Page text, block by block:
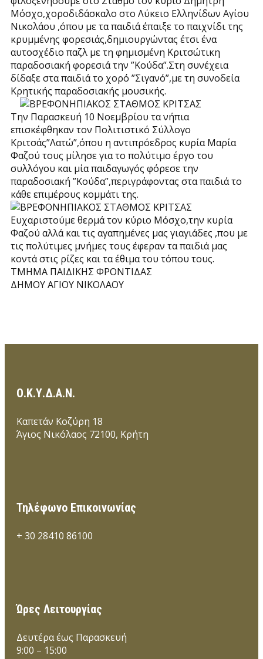
Μόσχο,χοροδιδάσκαλο στο Λύκειο Ελληνίδων Αγίου
Νικολάου ,όπου με τα παιδιά έπαιξε το παιχνίδι της
κρυμμένης φορεσιάς,δημιουργώντας έτσι ένα
αυτοσχέδιο παζλ με τη φημισμένη Κριτσώτικη
παραδοσιακή φορεσιά την ”Κούδα”.Στη συνέχεια
δίδαξε στα παιδιά το χορό ”Σιγανό”,με τη συνοδεία
Κρητικής παραδοσιακής μουσικής.
Την Παρασκευή 10 Νοεμβρίου τα νήπια
επισκέφθηκαν τον Πολιτιστικό Σύλλογο
Κριτσάς”Λατώ”,όπου η αντιπρόεδρος κυρία Μαρία
Φαζού τους μίλησε για το πολύτιμο έργο του
συλλόγου και μία παιδαγωγός φόρεσε την
παραδοσιακή ”Κούδα”,περιγράφοντας στα παιδιά το
κάθε επιμέρους κομμάτι της.
Ευχαριστούμε θερμά τον κύριο Μόσχο,την κυρία
Φαζού αλλά και τις αγαπημένες μας γιαγιάδες ,που με
τις πολύτιμες μνήμες τους έφεραν τα παιδιά μας
κοντά στις ρίζες και τα έθιμα του τόπου τους.
ΤΜΗΜΑ ΠΑΙΔΙΚΗΣ ΦΡΟΝΤΙΔΑΣ
ΔΗΜΟΥ ΑΓΙΟΥ ΝΙΚΟΛΑΟΥ
Ο.Κ.Υ.Δ.Α.Ν.
Καπετάν Κοζύρη 18
Άγιος Νικόλαος 72100, Κρήτη
Τηλέφωνο Επικοινωνίας
+ 30 28410 86100
Ώρες Λειτουργίας
Δευτέρα έως Παρασκευή
9:00 – 15:00